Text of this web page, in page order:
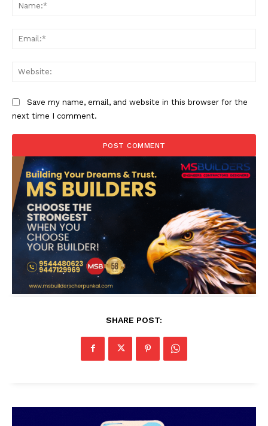
Save my name, email, and website in this browser for the
next time I comment.
SHARE POST: